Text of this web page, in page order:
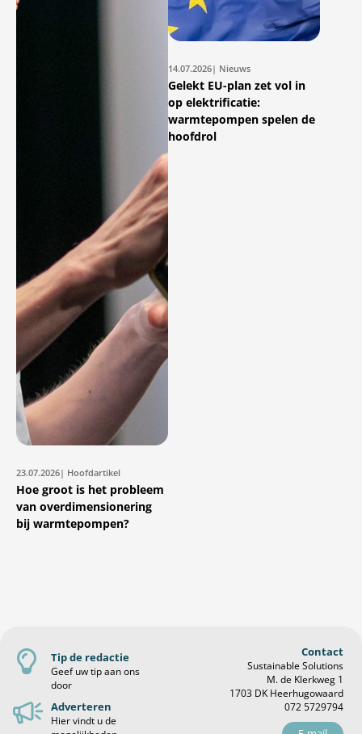
23.07.2026| Hoofdartikel
Hoe groot is het probleem
van overdimensionering
bij warmtepompen?
14.07.2026| Nieuws
Gelekt EU-plan zet vol in
op elektrificatie:
warmtepompen spelen de
hoofdrol
Tip de redactie
Geef uw tip aan ons
door
Adverteren
Hier vindt u de
Contact
Sustainable Solutions
M. de Klerkweg 1
1703 DK Heerhugowaard
072 5729794